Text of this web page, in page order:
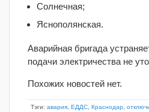
Солнечная;
Яснополянская.
Аварийная бригада
подачи электричества не
Похожих новостей нет.
Тэги: авария ЕДДС Краснодар